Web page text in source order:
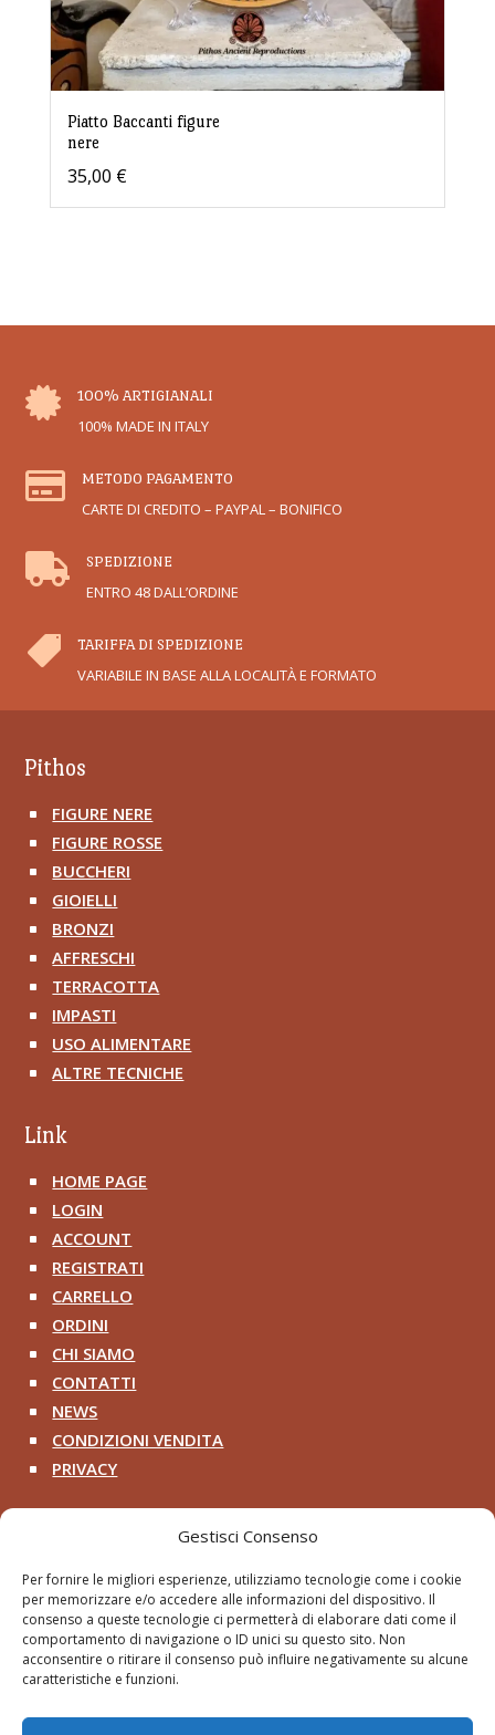
Gestisci Consenso
Per fornire le migliori esperienze, utilizziamo tecnologie come i cookie
per memorizzare e/o accedere alle informazioni del dispositivo. Il
consenso a queste tecnologie ci permetterà di elaborare dati come il
comportamento di navigazione o ID unici su questo sito. Non
acconsentire o ritirare il consenso può influire negativamente su alcune
caratteristiche e funzioni.
Piatto Baccanti figure
nere
35,00 €
 100% ARTIGIANALI
100% MADE IN ITALY
 METODO PAGAMENTO
CARTE DI CREDITO – PAYPAL – BONIFICO
 SPEDIZIONE
ENTRO 48 DALL’ORDINE
 TARIFFA DI SPEDIZIONE
VARIABILE IN BASE ALLA LOCALITÀ E FORMATO
Pithos
^ FIGURE NERE
^ FIGURE ROSSE
^ BUCCHERI
^ GIOIELLI
^ BRONZI
^ AFFRESCHI
^ TERRACOTTA
^ IMPASTI
^ USO ALIMENTARE
^ ALTRE TECNICHE
Link
^ HOME PAGE
^ LOGIN
^ ACCOUNT
^ REGISTRATI
^ CARRELLO
^ ORDINI
^ CHI SIAMO
^ CONTATTI
^ NEWS
^ CONDIZIONI VENDITA
^ PRIVACY
 +39 333 200 8218
 pithosancientart@gmail.com
 Via Roma 2 – Cerveteri RM